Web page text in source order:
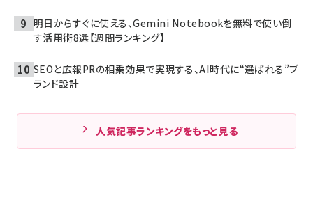
明日からすぐに使える、Gemini Notebookを無料で使い倒
す活用術8選【週間ランキング】
SEOと広報PRの相乗効果で実現する、AI時代に“選ばれる”ブ
ランド設計
人気記事ランキングをもっと見る